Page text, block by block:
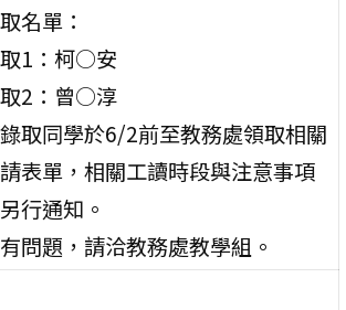
名單：
1：柯○安
2：曾○淳
取同學於6/2前至教務處領取相關
表單，相關工讀時段與注意事項
行通知。
問題，請洽教務處教學組。